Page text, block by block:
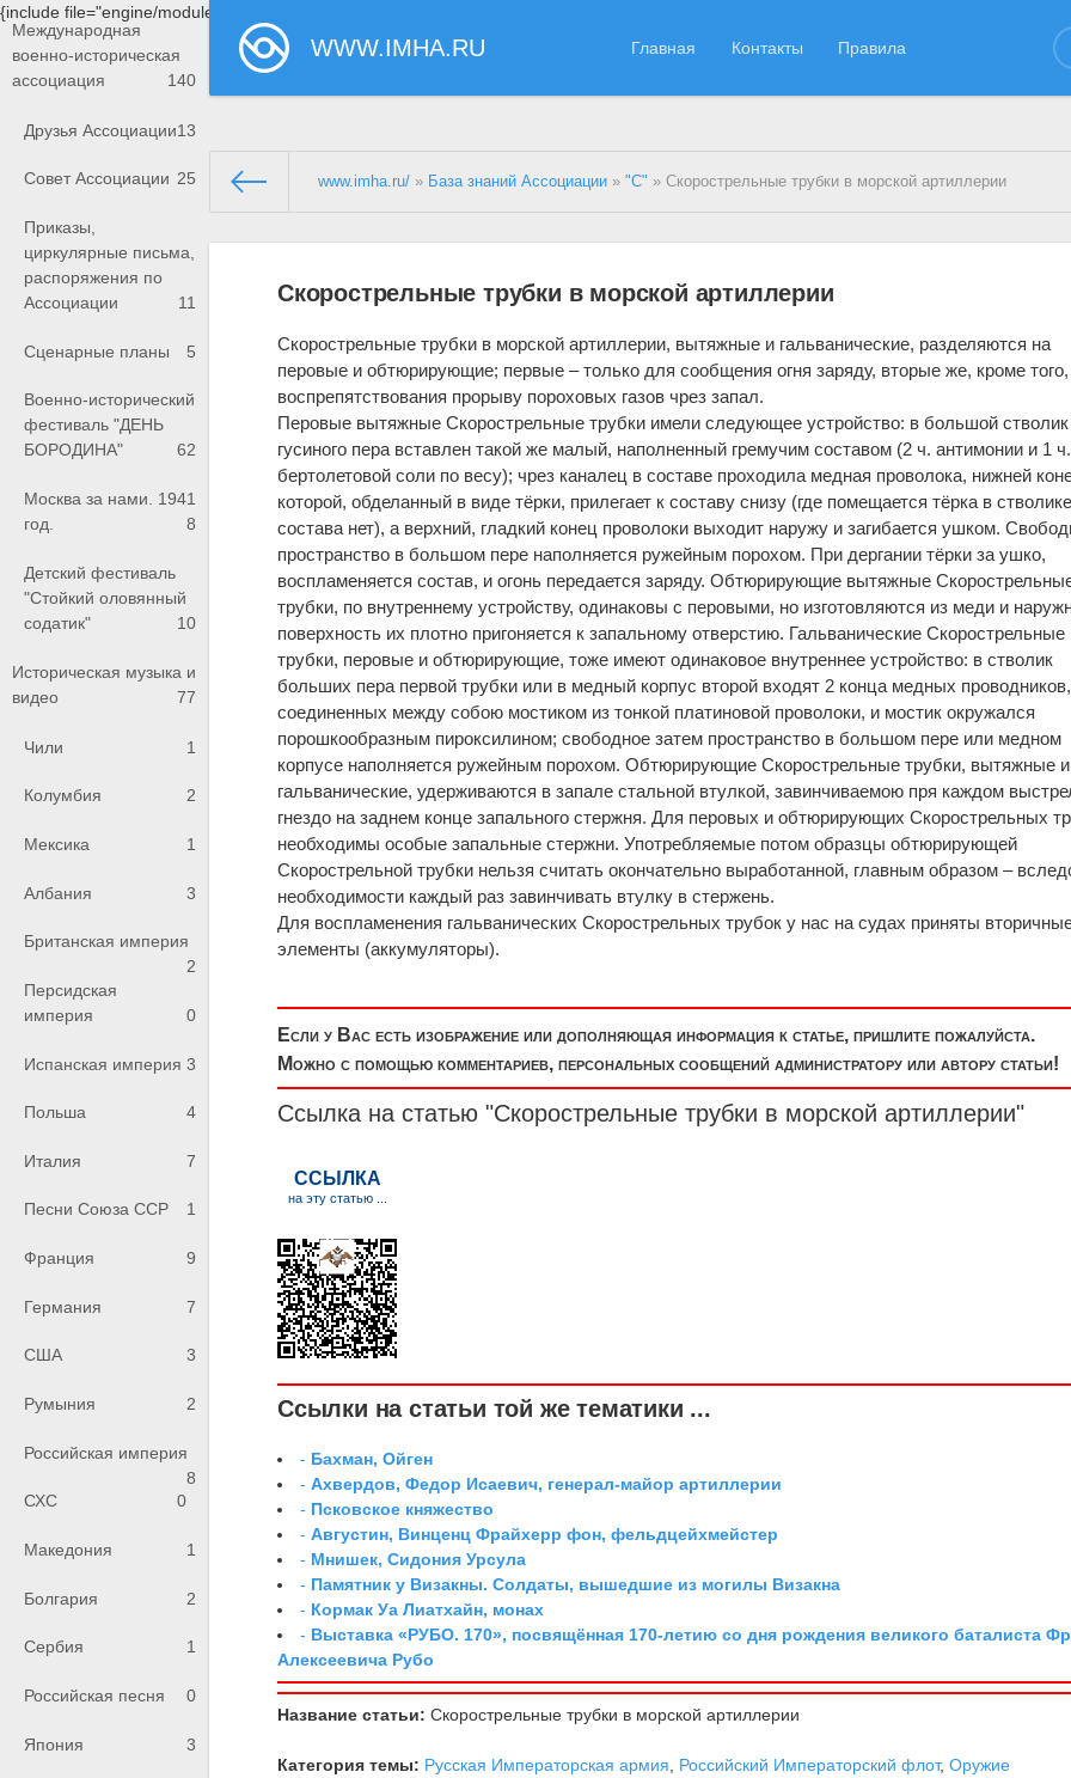
{include file="engine/modules/saperu/head.php"}
WWW.IMHA.RU Главная Контакты Правила
Международная
военно-историческая
ассоциация
140
Друзья Ассоциации13
Совет Ассоциации 25
Приказы,
циркулярные письма,
распоряжения по
Ассоциации
11
Сценарные планы 5
Военно-исторический
фестиваль "ДЕНЬ
БОРОДИНА"
62
Москва за нами. 1941
год.
8
Детский фестиваль
"Стойкий оловянный
содатик"
10
Историческая музыка и
видео
77
Чили 1
Колумбия 2
Мексика 1
Албания 3
Британская империя
2
Персидская
империя
0
Испанская империя 3
Польша 4
Италия 7
Песни Союза ССР 1
Франция 9
Германия 7
США 3
Румыния 2
Российская империя
8
СХС
0
Македония 1
Болгария 2
Сербия 1
Российская песня 0
Япония 3
www.imha.ru/ » База знаний Ассоциации »"С" » Скорострельные трубки в морской артиллерии
Скорострельные трубки в морской артиллерии
Скорострельные трубки в морской артиллерии, вытяжные и гальванические, разделяются на
перовые и обтюрирующие; первые – только для сообщения огня заряду, вторые же, кроме
воспрепятствования прорыву пороховых газов чрез запал.
Перовые вытяжные Скорострельные трубки имели следующее устройство: в большой стволик
гусиного пера вставлен такой же малый, наполненный гремучим составом (2 ч. антимонии и 1 ч.
бертолетовой соли по весу); чрез каналец в составе проходила медная проволока, нижней
которой, обделанный в виде тёрки, прилегает к составу снизу (где помещается тёрка в
состава нет), а верхний, гладкий конец проволоки выходит наружу и загибается ушком.
пространство в большом пере наполняется ружейным порохом. При дергании тёрки за ушко,
воспламеняется состав, и огонь передается заряду. Обтюрирующие вытяжные
трубки, по внутреннему устройству, одинаковы с перовыми, но изготовляются из меди и
поверхность их плотно пригоняется к запальному отверстию. Гальванические Скорострельные
трубки, перовые и обтюрирующие, тоже имеют одинаковое внутреннее устройство: в стволик
больших пера первой трубки или в медный корпус второй входят 2 конца медных проводников,
соединенных между собою мостиком из тонкой платиновой проволоки, и мостик окружался
порошкообразным пироксилином; свободное затем пространство в большом пере или медном
корпусе наполняется ружейным порохом. Обтюрирующие Скорострельные трубки, вытяжные и
гальванические, удерживаются в запале стальной втулкой, завинчиваемою пря каждом
гнездо на заднем конце запального стержня. Для перовых и обтюрирующих Скорострельных
необходимы особые запальные стержни. Употребляемые потом образцы обтюрирующей
Скорострельной трубки нельзя считать окончательно выработанной, главным образом –
необходимости каждый раз завинчивать втулку в стержень.
Для воспламенения гальванических Скорострельных трубок у нас на судах приняты
элементы (аккумуляторы).
Если у Вас есть изображение или дополняющая информация к статье, пришлите пожалуйста.
Можно с помощью комментариев, персональных сообщений администратору или автору статьи!
Ссылка на статью "Скорострельные трубки в морской артиллерии"
Ссылки на статьи той же тематики ...
- Бахман, Ойген
-Ахвердов, Федор Исаевич, генерал-майор артиллерии
- Псковское княжество
-Августин, Винценц Фрайхерр фон, фельдцейхмейстер
- Мнишек, Сидония Урсула
- Памятник у Визакны. Солдаты, вышедшие из могилы Визакна
- Кормак Уа Лиатхайн, монах
- Выставка «РУБО. 170», посвящённая 170-летию со дня рождения великого баталиста
Алексеевича Рубо
Название статьи: Скорострельные трубки в морской артиллерии
Категория темы: Русская Императорская армия Российский Императорский флот,Оружие